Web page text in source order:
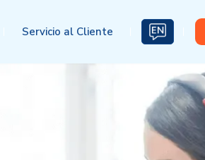
Servicio al Cliente